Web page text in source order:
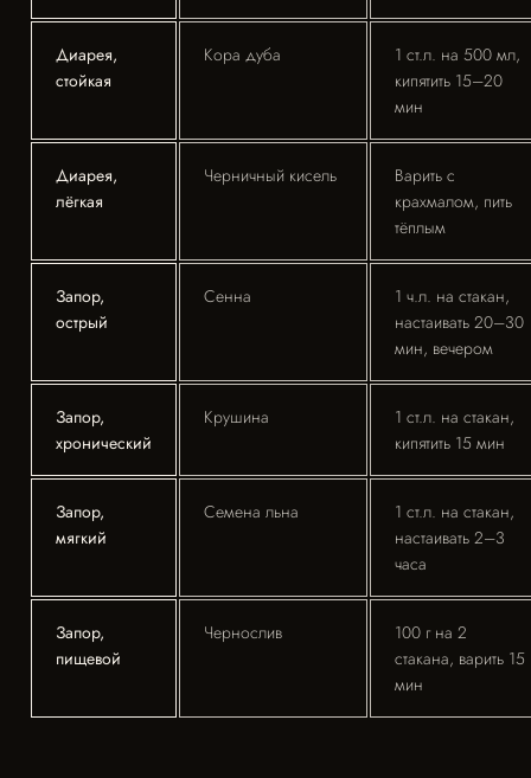
Диарея,
стойкая
Кора дуба
1 ст.л. на 500 мл,
кипятить 15–20
мин
Диарея,
лёгкая
Черничный кисель
Варить с
крахмалом, пить
тёплым
Запор,
острый
Сенна
1 ч.л. на стакан,
настаивать 20–30
мин, вечером
Запор,
хронический
Крушина
1 ст.л. на стакан,
кипятить 15 мин
Запор,
мягкий
Семена льна
1 ст.л. на стакан,
настаивать 2–3
часа
Запор,
пищевой
Чернослив
100 г на 2
стакана, варить 15
мин